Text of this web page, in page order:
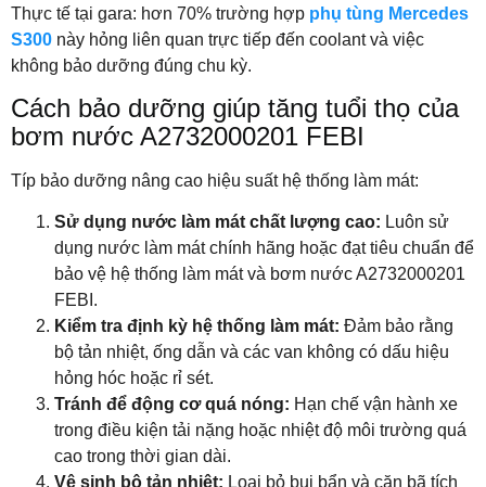
Thực tế tại gara: hơn 70% trường hợp phụ tùng Mercedes
S300 này hỏng liên quan trực tiếp đến coolant và việc
không bảo dưỡng đúng chu kỳ.
Cách bảo dưỡng giúp tăng tuổi thọ của
bơm nước A2732000201 FEBI
Típ bảo dưỡng nâng cao hiệu suất hệ thống làm mát:
Sử dụng nước làm mát chất lượng cao: Luôn sử
dụng nước làm mát chính hãng hoặc đạt tiêu chuẩn để
bảo vệ hệ thống làm mát và bơm nước A2732000201
FEBI .
Kiểm tra định kỳ hệ thống làm mát: Đảm bảo rằng
bộ tản nhiệt, ống dẫn và các van không có dấu hiệu
hỏng hóc hoặc rỉ sét.
Tránh để động cơ quá nóng: Hạn chế vận hành xe
trong điều kiện tải nặng hoặc nhiệt độ môi trường quá
cao trong thời gian dài.
Vệ sinh bộ tản nhiệt: Loại bỏ bụi bẩn và cặn bã tích